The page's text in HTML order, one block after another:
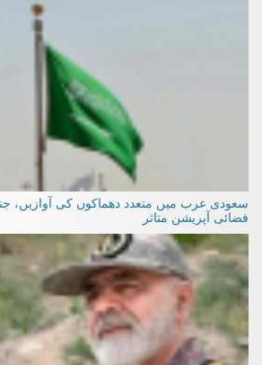
سعودی عرب میں متعدد دھماکوں کی آوازیں،
فضائی آپریشن متاثر